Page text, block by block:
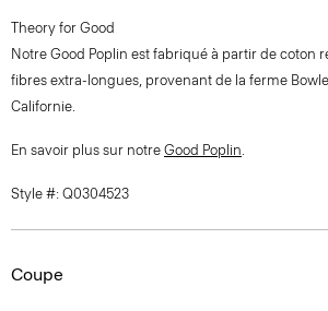
Theory for Good
Notre Good Poplin est fabriqué à partir de coton
fibres extra-longues, provenant de la ferme
Californie.
En savoir plus sur notre Good Poplin.
Style #: Q0304523
Coupe